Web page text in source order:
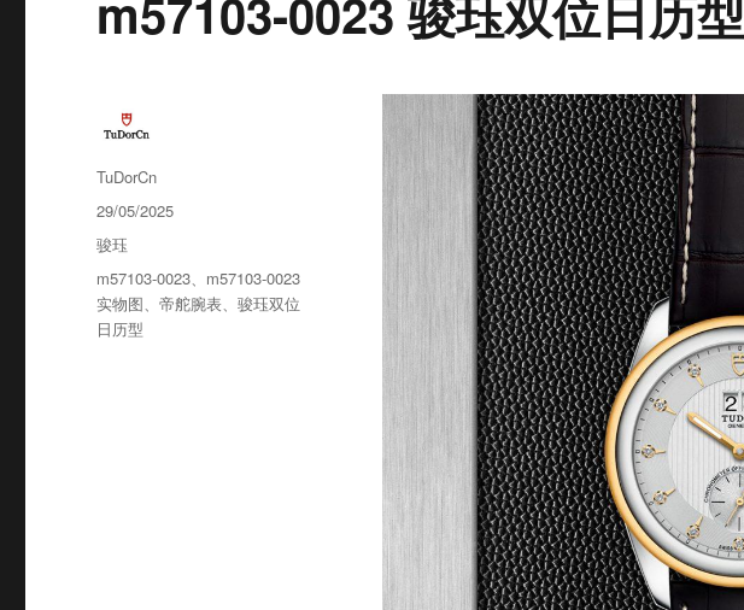
m57103-0023 骏珏双位日历型
作
者
TuDorCn
发
布
于
29/05/2025
分
类
骏珏
标
签
m57103-0023、 m57103-0023
实物图、帝舵腕表、骏珏双位
日历型